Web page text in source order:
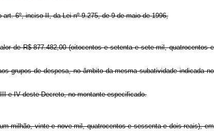
6º, inciso II, da Lei nº 9.275, de 9 de maio de 1996,
de R$ 877.482,00 (oitocentos e setenta e sete mil, quatrocentos e
grupos de despesa, no âmbito da mesma subatividade indicada no
e IV deste Decreto, no montante especificado.
milhão, vinte e nove mil, quatrocentos e sessenta e dois reais), em